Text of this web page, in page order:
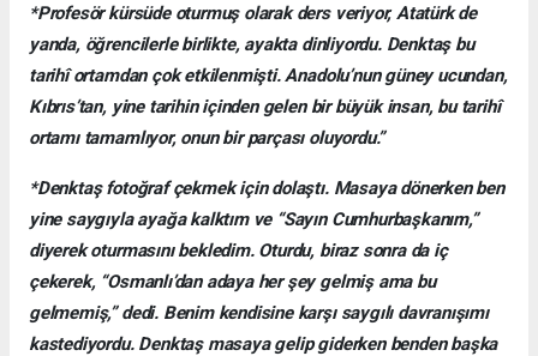
*Profesör kürsüde oturmuş olarak ders veriyor, Atatürk de
yanda, öğrencilerle birlikte, ayakta dinliyordu. Denktaş bu
tarihî ortamdan çok etkilenmişti. Anadolu’nun güney ucundan,
Kıbrıs’tan, yine tarihin içinden gelen bir büyük insan, bu tarihî
ortamı tamamlıyor, onun bir parçası oluyordu.”
*Denktaş fotoğraf çekmek için dolaştı. Masaya dönerken ben
yine saygıyla ayağa kalktım ve “Sayın Cumhurbaşkanım,”
diyerek oturmasını bekledim. Oturdu, biraz sonra da iç
çekerek, “Osmanlı’dan adaya her şey gelmiş ama bu
gelmemiş,” dedi. Benim kendisine karşı saygılı davranışımı
kastediyordu. Denktaş masaya gelip giderken benden başka